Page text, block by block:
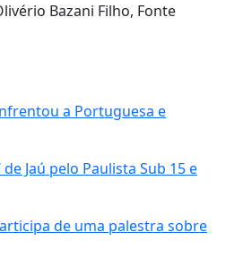
Bazani Filho, Fonte
a Portuguesa e
Jaú pelo Paulista Sub 15 e
de uma palestra sobre